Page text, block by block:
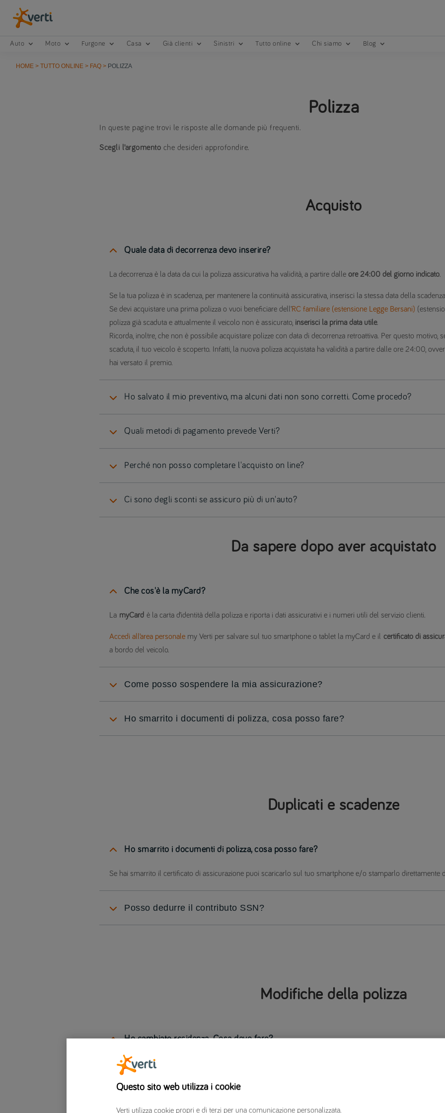
Auto Moto Furgone Casa Già clienti Sinistri Tutto online Chi siamo Blog
HOME > TUTTO ONLINE > FAQ > POLIZZA
Polizza
In queste pagine trovi le risposte alle domande più frequenti.
Scegli l’argomento che desideri approfondire.
Acquisto
Quale data di decorrenza devo inserire?
La decorrenza è la data da cui la polizza assicurativa ha validità, a partire dalleore 24:00 del giorno indicato.
Se la tua polizza è in scadenza, per mantenere la continuità assicurativa, inserisci la stessa data della
Se devi acquistare una prima polizza o vuoi beneficiare dell’RC familiare (estensione Legge Bersani)
polizza già scaduta e attualmente il veicolo non è assicurato, inserisci la prima data utile.
Ricorda, inoltre, che non è possibile acquistare polizze con data di decorrenza retroattiva. Per questo motivo,
scaduta, il tuo veicolo è scoperto. Infatti, la nuova polizza acquistata ha validità a partire dalle ore 24:00,
hai versato il premio.
Ho salvato il mio preventivo, ma alcuni dati non sono corretti. Come procedo?
Quali metodi di pagamento prevede Verti?
Perché non posso completare l'acquisto on line?
Ci sono degli sconti se assicuro più di un'auto?
Da sapere dopo aver acquistato
Che cos'è la myCard?
La myCardè la carta d’identità della polizza e riporta i dati assicurativi e i numeri utili del servizio clienti.
Accedi all’area personale my Verti per salvare sul tuo smartphone o tablet la myCard e ilcertificato di
a bordo del veicolo.
Come posso sospendere la mia assicurazione?
Ho smarrito i documenti di polizza, cosa posso fare?
Duplicati e scadenze
Ho smarrito i documenti di polizza, cosa posso fare?
Se hai smarrito il certificato di assicurazione puoi scaricarlo sul tuo smartphone e/o stamparlo direttamente
Posso dedurre il contributo SSN?
Modifiche della polizza
Ho cambiato residenza. Cosa devo fare?
Per comunicare il cambio di residenza
I nostri professionisti effettuano la modifica a sistema e ti inviano i nuovi documenti di polizza senza nessun
Questo sito web utilizza i cookie
Verti utilizza cookie propri e di terzi per una comunicazione personalizzata.